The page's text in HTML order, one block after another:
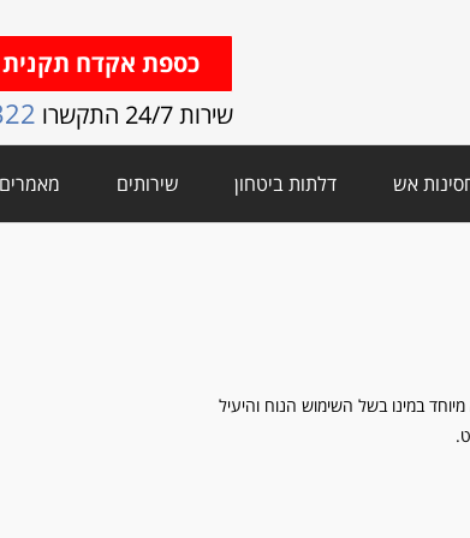
כספת אקדח
שירות 24/7 התקשרו
אש דלתות ביטחון שירותים מאמרים
במינו בשל השימוש הנוח והיעיל